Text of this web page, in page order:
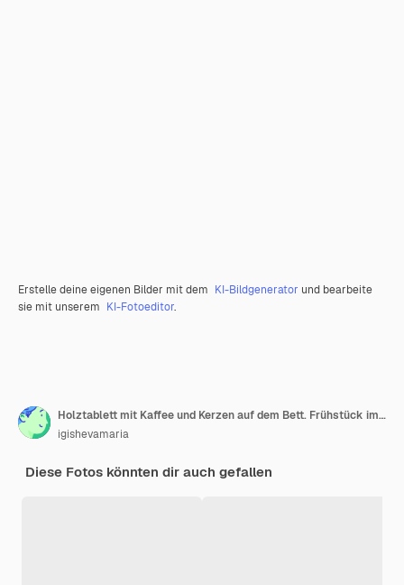
Erstelle deine eigenen Bilder mit dem KI-Bildgenerator und bearbeite
sie mit unserem KI-Fotoeditor.
Holztablett mit Kaffee und Kerzen auf dem Bett. Frühstück im Bett. Hygge-Konzept.
igishevamaria
Diese Fotos könnten dir auch gefallen